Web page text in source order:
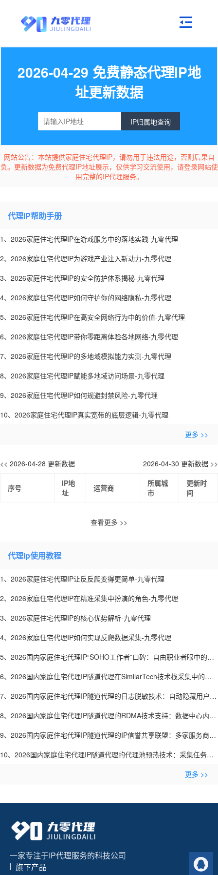
2026-04-29 免费静态代理IP地
址更新数据
IP归属地查询
网站公告：本站提供家庭住宅代理IP，请勿用于违法用途，否则后果自
负。更新数据为免费代理IP地址展示，仅供学习交流使用，请登录网站使
用完整的IP代理服务。
代理IP帮助手册
1、2026家庭住宅代理IP在游戏服务中的落地实践-九零代理
2、2026家庭住宅代理IP为游戏产业注入新动力-九零代理
3、2026家庭住宅代理IP的安全防护体系揭秘-九零代理
4、2026家庭住宅代理IP如何守护你的网络隐私-九零代理
5、2026家庭住宅代理IP在高安全网络行为中的价值-九零代理
6、2026家庭住宅代理IP带你零距离体验各地网络-九零代理
7、2026家庭住宅代理IP的多地域模拟能力实测-九零代理
8、2026家庭住宅代理IP赋能多地域访问场景-九零代理
9、2026家庭住宅代理IP如何规避封禁风险-九零代理
10、2026家庭住宅代理IP真实宽带的底层逻辑-九零代理
更多 >>
<< 2026-04-28 更新数据 2026-04-30 更新数据 >>
序号
IP地
址
运营商
所属城
市
更新时
间
查看更多 >>
代理ip使用教程
1、2026家庭住宅代理IP让反反爬变得更简单-九零代理
2、2026家庭住宅代理IP在精准采集中扮演的角色-九零代理
3、2026家庭住宅代理IP的核心优势解析-九零代理
4、2026家庭住宅代理IP如何实现反爬数据采集-九零代理
5、2026国内家庭住宅代理IP“SOHO工作者”口碑：自由职业者眼中的好
用代理-九零代理
6、2026国内家庭住宅代理IP隧道代理在SimilarTech技术栈采集中的应
用：网站技术分析-九零代理
7、2026国内家庭住宅代理IP隧道代理的日志脱敏技术：自动隐藏用户敏
感信息-九零代理
8、2026国内家庭住宅代理IP隧道代理的RDMA技术支持：数据中心内部
零拷贝传输-九零代理
9、2026国内家庭住宅代理IP隧道代理的IP信誉共享联盟：多家服务商共
建黑名单库-九零代理
10、2026国内家庭住宅代理IP隧道代理的代理池预热技术：采集任务开
更多 >>
一家专注于IP代理服务的科技公司
旗下产品